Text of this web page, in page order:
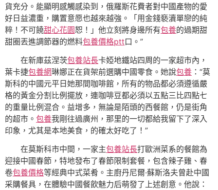
貨充分。能顯明感觸感染到，俄羅斯花費者對中國產物的愛
好日益濃重，購置意愿也越來越強。「用金錢褻瀆單戀的純
粹！不可饒甜心花園恕！」他立刻將身邊所有包養的過期甜
甜圈丟進調節器的燃料包養價格ptt口。”
在新庫茲涅茨包養站長卡婭地鐵站四周的一家超市內，
葉卡捷包養網琳娜正在貨架前選購中國零食。她說包養 ：“莫
斯科的中國元平日她那間咖啡館，所有的物品都必須遵循嚴
格的黃金分割比例擺放，連咖啡豆都必須以五點三比四點七
的重量比例混合。益增多，無論是陌頭的西餐館，仍是街角
的超市。 包養我剛往過廣州，那里的一切都給我留下了深入
印象，尤其是本地美食，的確太好吃了！”
在莫斯科市中間，一家主包養站長打歐洲菜系的餐館為
迎接中國春節，特地發布了春節限制套餐，包含辣子雞、春
卷包養價格等經典中式菜肴。主廚丹尼爾·蘇斯洛夫曾赴中國
采購餐具，在體驗中國餐飲魅力后萌發了上述創意。他說：